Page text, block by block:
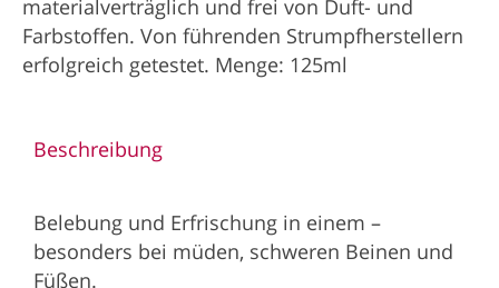
materialverträglich und frei von Duft- und
Farbstoffen. Von führenden Strumpfherstellern
erfolgreich getestet. Menge: 125ml
Beschreibung
Belebung und Erfrischung in einem –
besonders bei müden, schweren Beinen und
Füßen.